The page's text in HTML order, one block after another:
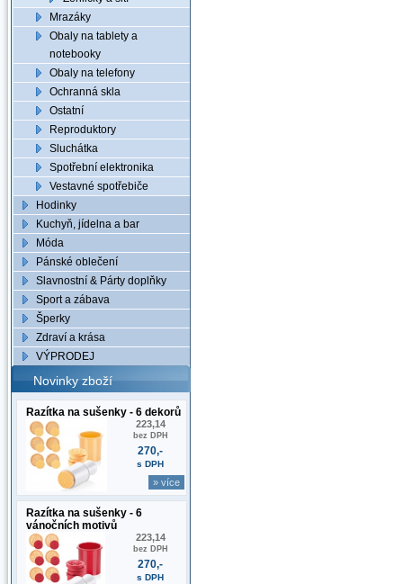
Mrazáky
Obaly na tablety a
notebooky
Obaly na telefony
Ochranná skla
Ostatní
Reproduktory
Sluchátka
Spotřební elektronika
Vestavné spotřebiče
Hodinky
Kuchyň, jídelna a bar
Móda
Pánské oblečení
Slavnostní & Párty doplňky
Sport a zábava
Šperky
Zdraví a krása
VÝPRODEJ
Novinky zboží
Razítka na sušenky - 6 dekorů
223,14
bez DPH
270,-
s DPH
» více
Razítka na sušenky - 6
vánočních motivů
223,14
bez DPH
270,-
s DPH